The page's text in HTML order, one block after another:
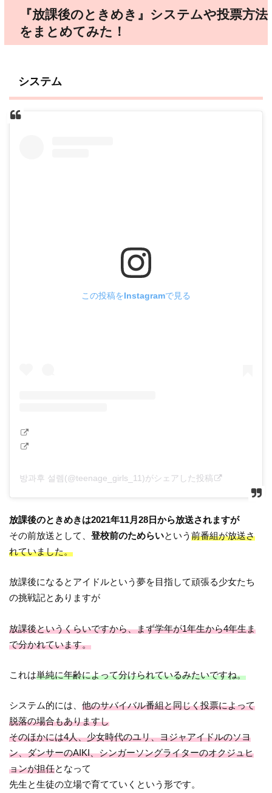
『放課後のときめき』システムや投票方法
をまとめてみた！
システム
この投稿をInstagramで見る
방과후 설렘(@teenage_girls_11)がシェアした投稿
放課後のときめきは2021年11月28日から放送されますが
その前放送として、登校前のためらいという前番組が放送さ
れていました。
放課後になるとアイドルという夢を目指して頑張る少女たち
の挑戦記とありますが
放課後というくらいですから、まず学年が1年生から4年生ま
で分かれています。
これは単純に年齢によって分けられているみたいですね。
システム的には、他のサバイバル番組と同じく投票によって
脱落の場合もありますし
そのほかには4人、少女時代のユリ、ヨジャアイドルのソヨ
ン、ダンサーのAIKI、シンガーソングライターのオクジュヒ
ョンが担任となって
先生と生徒の立場で育てていくという形です。